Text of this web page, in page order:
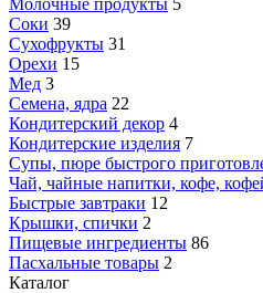
Молочные продукты 5
Соки 39
Сухофрукты 31
Орехи 15
Мед 3
Семена, ядра 22
Кондитерский декор 4
Кондитерские изделия 7
Супы, пюре быстрого
Чай, чайные напитки, кофе,
Быстрые завтраки 12
Крышки, спички 2
Пищевые ингредиенты 86
Пасхальные товары 2
Каталог